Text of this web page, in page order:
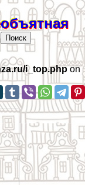
i_top.phpon